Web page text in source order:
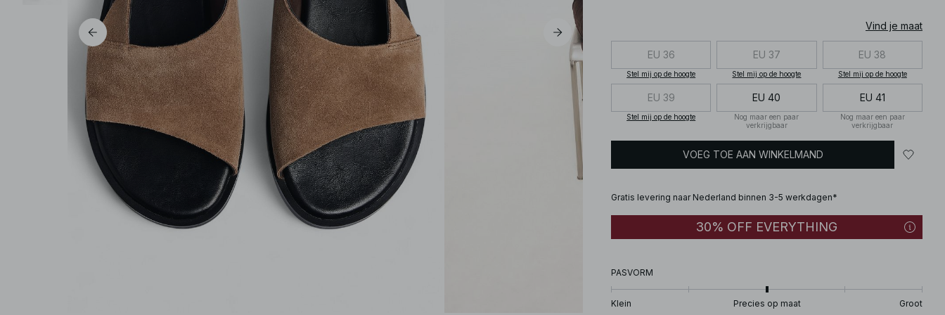
Vind je maat
EU 36
Stel mij op de hoogte
EU 37
Stel mij op de hoogte
EU 38
Stel mij op de hoogte
EU 39
Stel mij op de hoogte
EU 40
Nog maar een paar
verkrijgbaar
EU 41
Nog maar een paar
verkrijgbaar
VOEG TOE AAN WINKELMAND
Gratis levering naar Nederland binnen 3-5 werkdagen*
30% OFF EVERYTHING
PASVORM
Klein Precies op maat Groot